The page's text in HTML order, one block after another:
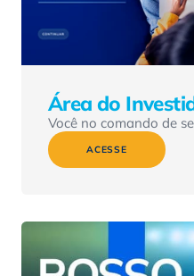
Área do
Você no comando de
ACESSE